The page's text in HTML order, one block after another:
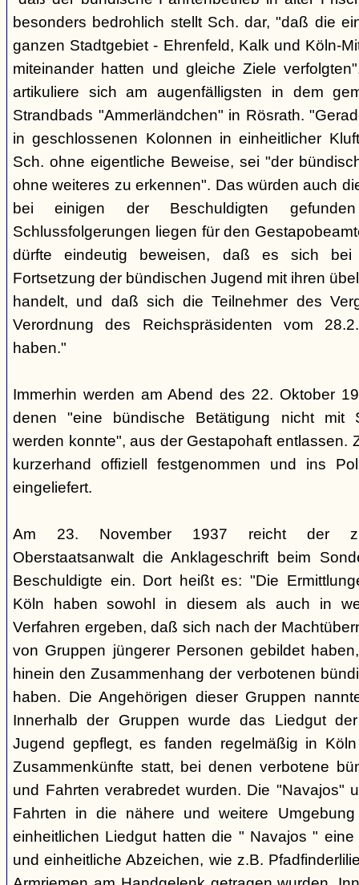
besonders bedrohlich stellt Sch. dar, "daß die
ganzen Stadtgebiet - Ehrenfeld, Kalk und Köln-
miteinander hatten und gleiche Ziele
artikuliere sich am augenfälligsten in dem
Strandbads "Ammerländchen" in Rösrath.
in geschlossenen Kolonnen in einheitlicher
Sch. ohne eigentliche Beweise, sei "der
ohne weiteres zu erkennen". Das würden auch
bei einigen der Beschuldigten
Schlussfolgerungen liegen für den
dürfte eindeutig beweisen, daß es sich
Fortsetzung der bündischen Jugend mit ihren
handelt, und daß sich die Teilnehmer des
Verordnung des Reichspräsidenten vom
haben."
Immerhin werden am Abend des 22. Oktober
denen "eine bündische Betätigung nicht mit
werden konnte", aus der Gestapohaft entlassen.
kurzerhand offiziell festgenommen und ins
eingeliefert.
Am 23. November 1937 reicht der
Oberstaatsanwalt die Anklageschrift beim
Beschuldigte ein. Dort heißt es: "Die
Köln haben sowohl in diesem als auch in
Verfahren ergeben, daß sich nach der
von Gruppen jüngerer Personen gebildet
hinein den Zusammenhang der verbotenen
haben. Die Angehörigen dieser Gruppen
Innerhalb der Gruppen wurde das Liedgut
Jugend gepflegt, es fanden regelmäßig in
Zusammenkünfte statt, bei denen verbotene
und Fahrten verabredet wurden. Die "Navajos"
Fahrten in die nähere und weitere
einheitlichen Liedgut hatten die " Navajos "
und einheitliche Abzeichen, wie z.B.